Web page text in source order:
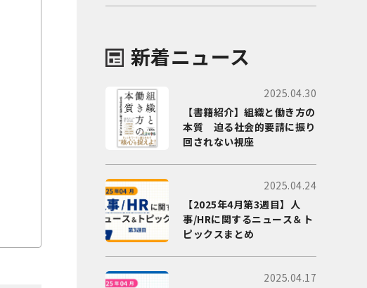
新着ニュース
2025.04.30
【書籍紹介】組織と働き方の
本質 迫る社会的要請に振り
回されない視座
2025.04.24
【2025年4月第3週目】人
事/HRに関するニュース＆ト
ピックスまとめ
2025.04.17